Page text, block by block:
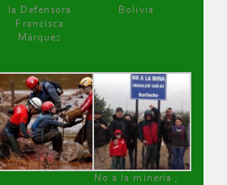
la Defensora
Francisca
Márquez
Bolivia
No a la minería ,